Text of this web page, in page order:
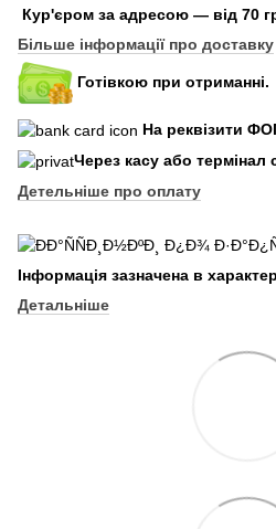
Кур'єром за адресою — від 70
Більше інформації про доставку
Готівкою при отриманні.
На реквізити
Через касу або термінал
Детельніше про оплату
Інформація зазначена в
Детальніше